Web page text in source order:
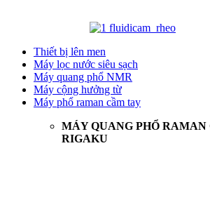
Thiết bị lên men
Máy lọc nước siêu sạch
Máy quang phổ NMR
Máy cộng hưởng từ
Máy phổ raman cầm tay
MÁY QUANG PHỔ RAMAN
RIGAKU